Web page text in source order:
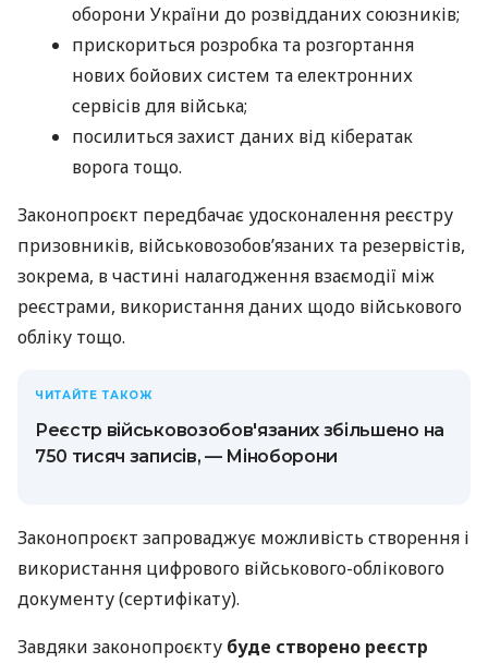
оборони України до розвідданих союзників;
прискориться розробка та розгортання
нових бойових систем та електронних
сервісів для війська;
посилиться захист даних від кібератак
ворога тощо.
Законопроєкт передбачає удосконалення реєстру
призовників, військовозобовʼязаних та резервістів,
зокрема, в частині налагодження взаємодії між
реєстрами, використання даних щодо військового
обліку тощо.
ЧИТАЙТЕ ТАКОЖ
Реєстр військовозобов'язаних збільшено на
750 тисяч записів, — Міноборони
Законопроєкт запроваджує можливість створення і
використання цифрового військового-облікового
документу (сертифікату).
Завдяки законопроєкту буде створено реєстр